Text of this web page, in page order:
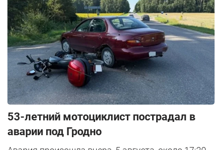
53-летний мотоциклист пострадал в
аварии под Гродно